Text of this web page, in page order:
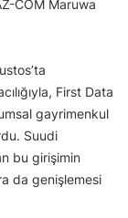
COM Maruwa
First Data
gayrimenkul
Suudi
bu girişimin
da genişlemesi